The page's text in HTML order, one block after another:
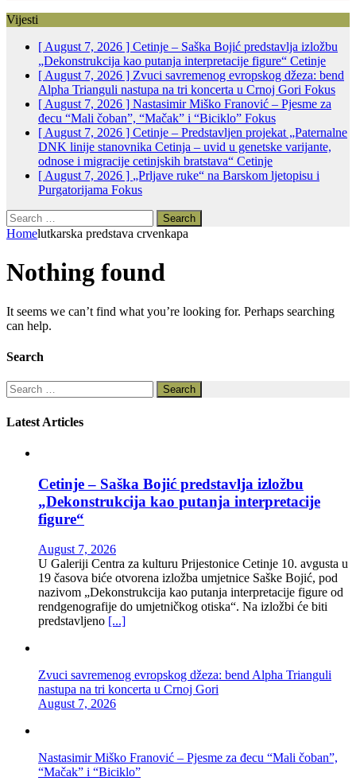
Vijesti
[ August 7, 2026 ] Cetinje – Saška Bojić predstavlja izložbu
„Dekonstrukcija kao putanja interpretacije figure“ Cetinje
[ August 7, 2026 ] Zvuci savremenog evropskog džeza: bend
Alpha Trianguli nastupa na tri koncerta u Crnoj Gori Fokus
[ August 7, 2026 ] Nastasimir Miško Franović – Pjesme za
đecu “Mali čoban”, “Mačak” i “Biciklo” Fokus
[ August 7, 2026 ] Cetinje – Predstavljen projekat „Paternalne
DNK linije stanovnika Cetinja – uvid u genetske varijante,
odnose i migracije cetinjskih bratstava“ Cetinje
[ August 7, 2026 ] „Prljave ruke“ na Barskom ljetopisu i
Purgatorijama Fokus
Search
for:
Homelutkarska predstava crvenkapa
Nothing found
It seems we can’t find what you’re looking for. Perhaps searching
can help.
Search
Search
for:
Latest Articles
Cetinje – Saška Bojić predstavlja izložbu
„Dekonstrukcija kao putanja interpretacije
figure“
August 7, 2026
U Galeriji Centra za kulturu Prijestonice Cetinje 10. avgusta u
19 časova biće otvorena izložba umjetnice Saške Bojić, pod
nazivom „Dekonstrukcija kao putanja interpretacije figure od
rendgenografije do umjetničkog otiska“. Na izložbi će biti
predstavljeno [...]
Zvuci savremenog evropskog džeza: bend Alpha Trianguli
nastupa na tri koncerta u Crnoj Gori
August 7, 2026
Nastasimir Miško Franović – Pjesme za đecu “Mali čoban”,
“Mačak” i “Biciklo”